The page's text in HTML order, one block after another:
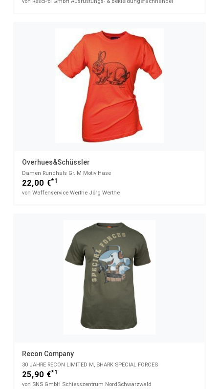
von RescPol GmbH Ausrüstungs- & Bekleidungsfachhandel
Overhues&Schüssler
Damen Rundhals Gr. M Motiv Hase
22,00 €*1
von Waffenservice Werthe Jörg Werthe
Recon Company
30 JAHRE RECON LIMITED M, SHARK SPECIAL FORCES
25,90 €*1
von SNS GmbH Schiesszentrum NordSchwarzwald